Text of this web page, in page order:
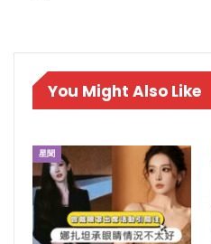
You Might Also Like
星聞